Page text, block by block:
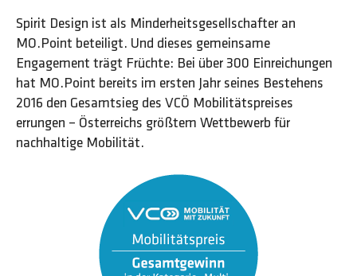
Spirit Design ist als Minderheitsgesellschafter an
MO.Point beteiligt. Und dieses gemeinsame
Engagement trägt Früchte: Bei über 300 Einreichungen
hat MO.Point bereits im ersten Jahr seines Bestehens
2016 den Gesamtsieg des VCÖ Mobilitätspreises
errungen – Österreichs größtem Wettbewerb für
nachhaltige Mobilität.